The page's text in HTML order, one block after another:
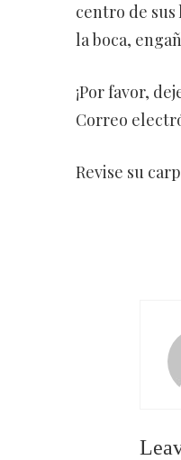
centro de sus
la boca,
¡Por favor,
Correo
Revise su